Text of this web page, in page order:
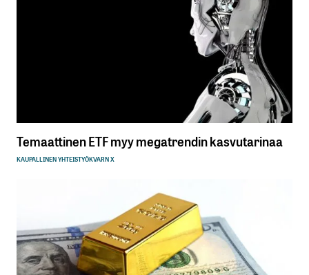
Temaattinen ETF myy megatrendin kasvutarinaa
KAUPALLINEN YHTEISTYÖKVARN X